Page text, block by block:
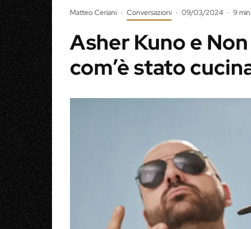
Matteo Ceriani · Conversazioni · 09/03/2024 · 9
Asher Kuno e
com’è stato